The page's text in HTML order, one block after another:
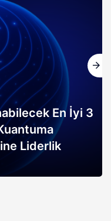
En İyi 3
Liderlik